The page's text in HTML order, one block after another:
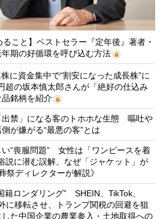
ること】ベストセラー『定年後』著者・
期の好循環を呼び込む方法
に資金集中で“割安になった成長株”に
の坂本慎太郎さんが「絶好の仕込み
銘柄を紹介
出禁」になる客のトホホな生態 嘔吐や
が嫌がる“最悪の客”とは
“喪服問題” 女性は「ワンピースを着
説に潜む誤解、なぜ「ジャケット」が
祭ディレクターが解説》
籍ロンダリング” SHEIN、TikTok、
に移転させ、トランプ関税の回避を狙
た中国企業の農業参入・土地取得への